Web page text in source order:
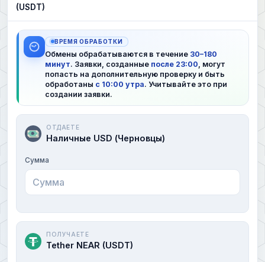
(USDT)
ВРЕМЯ ОБРАБОТКИ
Обмены обрабатываются в течение 30–180
минут. Заявки, созданные после 23:00 , могут
попасть на дополнительную проверку и быть
обработаны с 10:00 утра. Учитывайте это при
создании заявки.
ОТДАЕТЕ
Наличные USD (Черновцы)
Сумма
ПОЛУЧАЕТЕ
Tether NEAR (USDT)